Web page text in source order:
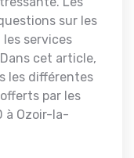
sur les
services
cet article,
les différentes
par les
à Ozoir-la-